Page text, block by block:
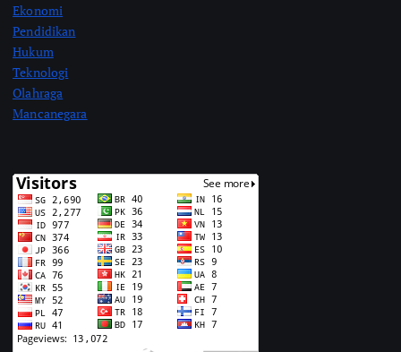
Ekonomi
Pendidikan
Hukum
Teknologi
Olahraga
Mancanegara